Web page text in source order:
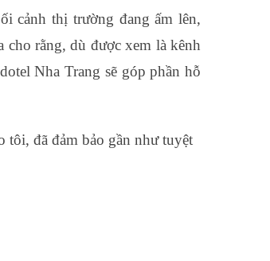
cảnh thị trường đang ấm lên,
rằng, dù được xem là kênh
Nha Trang sẽ góp phần hỗ
tôi, đã đảm bảo gần như tuyệt